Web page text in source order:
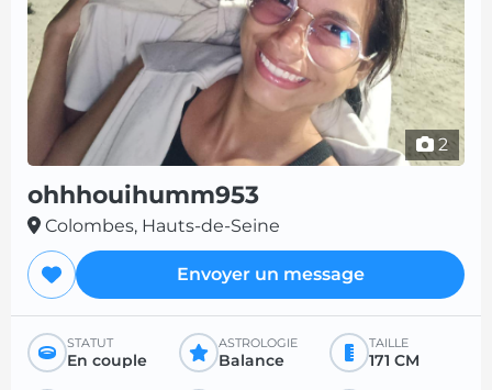
2
ohhhouihumm953
Colombes, Hauts-de-Seine
Envoyer un message
STATUT
En couple
ASTROLOGIE
Balance
TAILLE
171 CM